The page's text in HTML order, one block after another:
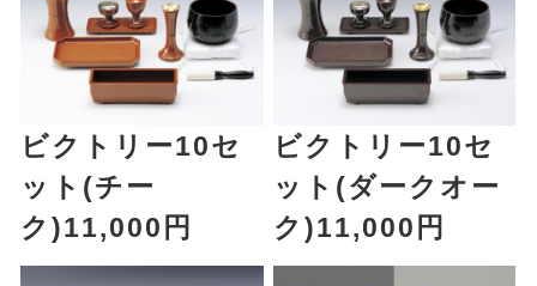
ビクトリー10セ
ット(チー
ク)11,000円
ビクトリー10セ
ット(ダークオー
ク)11,000円